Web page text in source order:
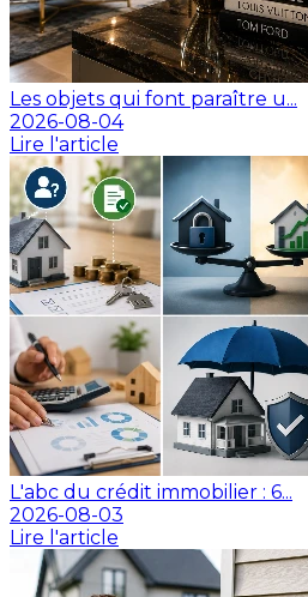
Les objets qui font paraître u...
2026-08-04
Lire l'article
L'abc du crédit immobilier : 6...
2026-08-03
Lire l'article